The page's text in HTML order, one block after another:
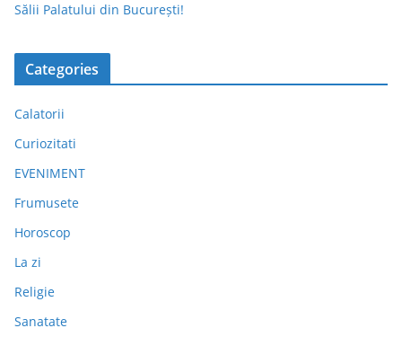
Sălii Palatului din București!
Categories
Calatorii
Curiozitati
EVENIMENT
Frumusete
Horoscop
La zi
Religie
Sanatate